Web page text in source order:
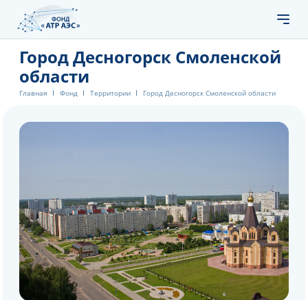
Город Десногорск Смоленской
области
Главная Фонд Территории Город Десногорск Смоленской области